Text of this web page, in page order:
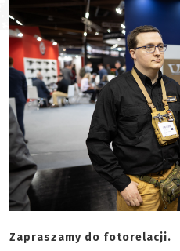
Zapraszamy do fotorelacji.